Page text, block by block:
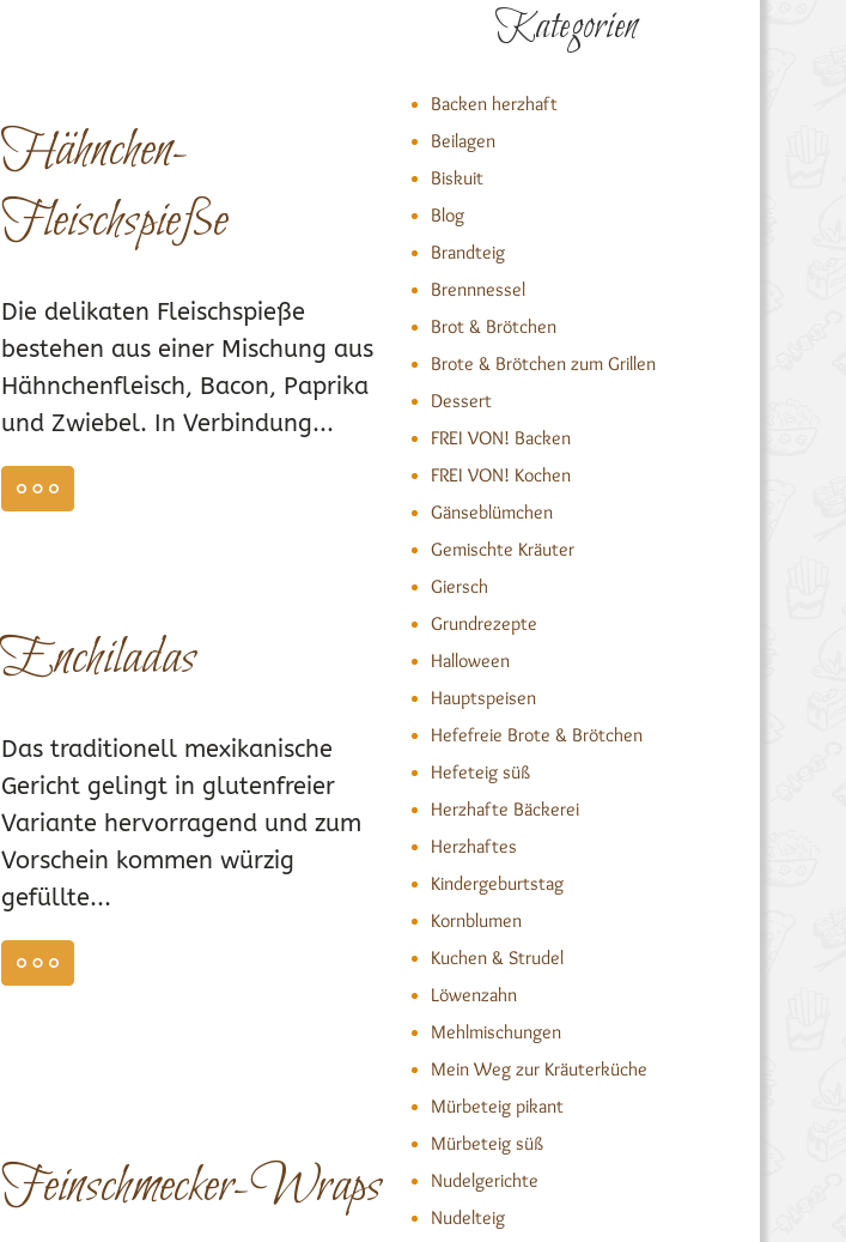
Hähnchen-
Fleischspieße
Die delikaten Fleischspieße
bestehen aus einer Mischung aus
Hähnchenfleisch, Bacon, Paprika
und Zwiebel. In Verbindung...
Enchiladas
Das traditionell mexikanische
Gericht gelingt in glutenfreier
Variante hervorragend und zum
Vorschein kommen würzig
gefüllte...
Feinschmecker-Wraps
Kategorien
Backen herzhaft
Beilagen
Biskuit
Blog
Brandteig
Brennnessel
Brot & Brötchen
Brote & Brötchen zum Grillen
Dessert
FREI VON! Backen
FREI VON! Kochen
Gänseblümchen
Gemischte Kräuter
Giersch
Grundrezepte
Halloween
Hauptspeisen
Hefefreie Brote & Brötchen
Hefeteig süß
Herzhafte Bäckerei
Herzhaftes
Kindergeburtstag
Kornblumen
Kuchen & Strudel
Löwenzahn
Mehlmischungen
Mein Weg zur Kräuterküche
Mürbeteig pikant
Mürbeteig süß
Nudelgerichte
Nudelteig